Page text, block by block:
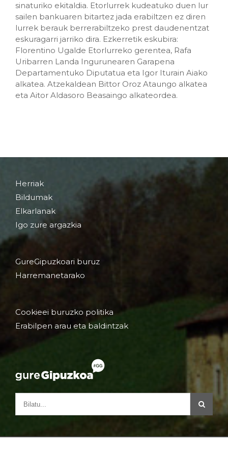
sinaturiko ekitaldia. Etorlurrek kudeatuko duen lur
sailen bankuaren bitartez jada erabiltzen ez diren
lurrek berauk berrerabiltzeko prest daudenentzat
eskuragarri jarriko dira. Ezkerretik eskubira:
Florentino Ugalde Etorlurreko gerentea, Rafa
Uribarren Landa Ingurunearen Garapena
Departamentuko Diputatua eta Igor Iturain Aiako
alkatea. Atzekaldean Bittor Oroz Ataungo alkatea
eta Aitor Aldasoro Beasaingo alkateordea.
Herriak
Bildumak
Elkarlanak
Igo zure argazkia
GureGipuzkoari buruz
Harremanetarako
Cookieei buruzko politika
Erabilpen arau eta baldintzak